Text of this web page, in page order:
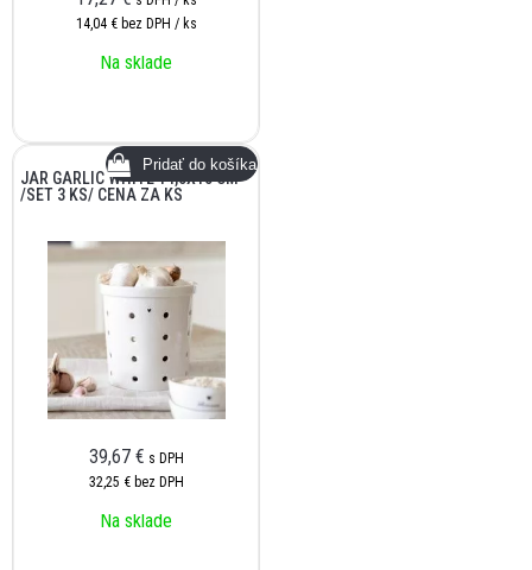
14,04 € bez DPH / ks
Na sklade
JAR GARLIC WHITE 14,5X15 CM
/SET 3 KS/ CENA ZA KS
39,67 € s DPH
32,25 € bez DPH
Na sklade